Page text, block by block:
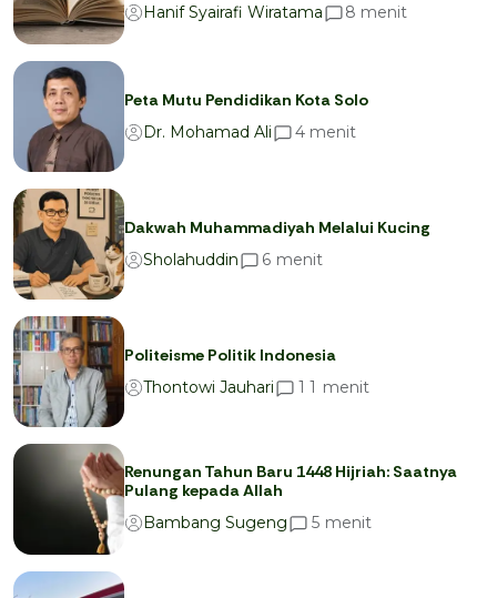
Hanif Syairafi Wiratama
8 menit
Peta Mutu Pendidikan Kota Solo
Dr. Mohamad Ali
4 menit
Dakwah Muhammadiyah Melalui Kucing
Sholahuddin
6 menit
Politeisme Politik Indonesia
Thontowi Jauhari
1 1 menit
Renungan Tahun Baru 1448 Hijriah: Saatnya
Pulang kepada Allah
Bambang Sugeng
5 menit